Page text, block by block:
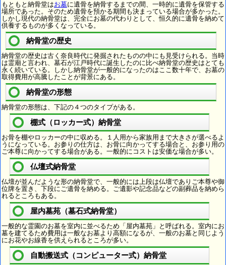
もともと納骨堂はお墓に遺骨を納骨するまでの間、一時的に遺骨を保管する
場所であった。そのため遺骨を預かる期間も決まっている場合が多かった。
しかし現代の納骨堂は、完全にお墓の代わりとして、恒久的に遺骨を納めて
供養するものが多くなっている。
納骨堂の歴史
納骨堂の歴史は古く奈良時代に発掘されたものの中にも見受けられる。当時
は霊廟と言われ、墓石が江戸時代に誕生したのに比べ納骨堂の歴史はとても
永く続いている。しかし納骨堂が一般的になったのはここ数十年で、お墓の
取得費用が高騰したことが背景にある。
納骨堂の形態
納骨堂の形態は、下記の４つのタイプがある。
棚式（ロッカー式）納骨堂
お骨を棚やロッカーの中に収める。１人用から家族用まで大きさが選べるよ
うになっている。お参りの仕方は、お骨に向かってする場合と、お参り用の
ご本尊に向かってする場合がある。一般的にコストは安価な場合が多い。
仏壇式納骨堂
仏壇が並んだような形の納骨堂で、一般的には上段は仏壇でありご本尊や御
位牌を置き、下段にご遺骨を納める。ご遺影や記念品などの副葬品を納めら
れるところもある。
屋内墓苑（墓石式納骨堂）
一般的な霊園のお墓を室内に並べるため「屋内墓苑」と呼ばれる。室内にお
墓を建てるため費用は一般なお墓より高額になるが、一般のお墓と同じよう
にお花やお線香を供えられるところが多い。
自動搬送式（コンピューター式）納骨堂